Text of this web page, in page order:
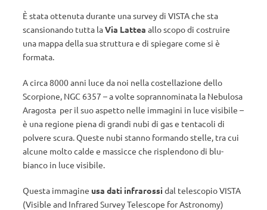
È stata ottenuta durante una survey di VISTA che sta
scansionando tutta laVia Lattea allo scopo di costruire
una mappa della sua struttura e di spiegare come si è
formata.
A circa 8000 anni luce da noi nella costellazione dello
Scorpione, NGC 6357 – a volte soprannominata la Nebulosa
Aragosta per il suo aspetto nelle immagini in luce visibile –
è una regione piena di grandi nubi di gas e tentacoli di
polvere scura. Queste nubi stanno formando stelle, tra cui
alcune molto calde e massicce che risplendono di blu-
bianco in luce visibile.
Questa immagine usa dati infrarossi dal telescopio VISTA
(Visible and Infrared Survey Telescope for Astronomy)